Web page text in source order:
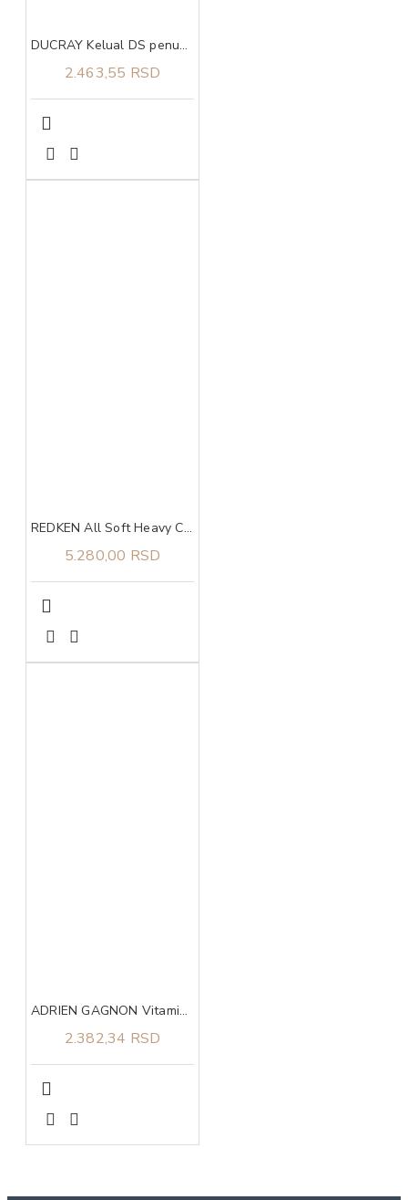
DUCRAY Kelual DS penušavi gel 200ml
2.463,55 RSD
REDKEN All Soft Heavy Cream maska 250 ml
5.280,00 RSD
ADRIEN GAGNON Vitamin C tbl za žvakanje 120x500mg
2.382,34 RSD